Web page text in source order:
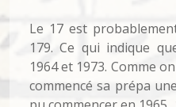
Le 17 est
179. Ce qui indique
1964 et 1973. Comme
commencé sa prépa